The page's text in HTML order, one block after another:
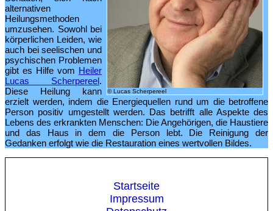
© Lucas Scherpereel
alternativen
Heilungsmethoden
umzusehen. Sowohl bei
körperlichen Leiden, wie
auch bei seelischen und
psychischen Problemen
gibt es Hilfe vom Heiler
Lucas Scherpereel.
Diese Heilung kann
erzielt werden, indem die Energiequellen rund um die betroffene
Person positiv umgestellt werden. Das betrifft alle Aspekte des
Lebens des erkrankten Menschen: Die Angehörigen, die Haustiere
und das Haus in dem die Person lebt. Die Reinigung der
Gedanken erfolgt wie die Restauration eines wertvollen Bildes.
Startseite
Impressum